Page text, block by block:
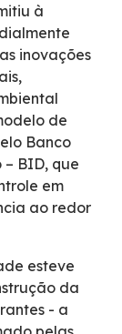
à
inovações
de
Banco
BID, que
em
ao redor
esteve
da
- a